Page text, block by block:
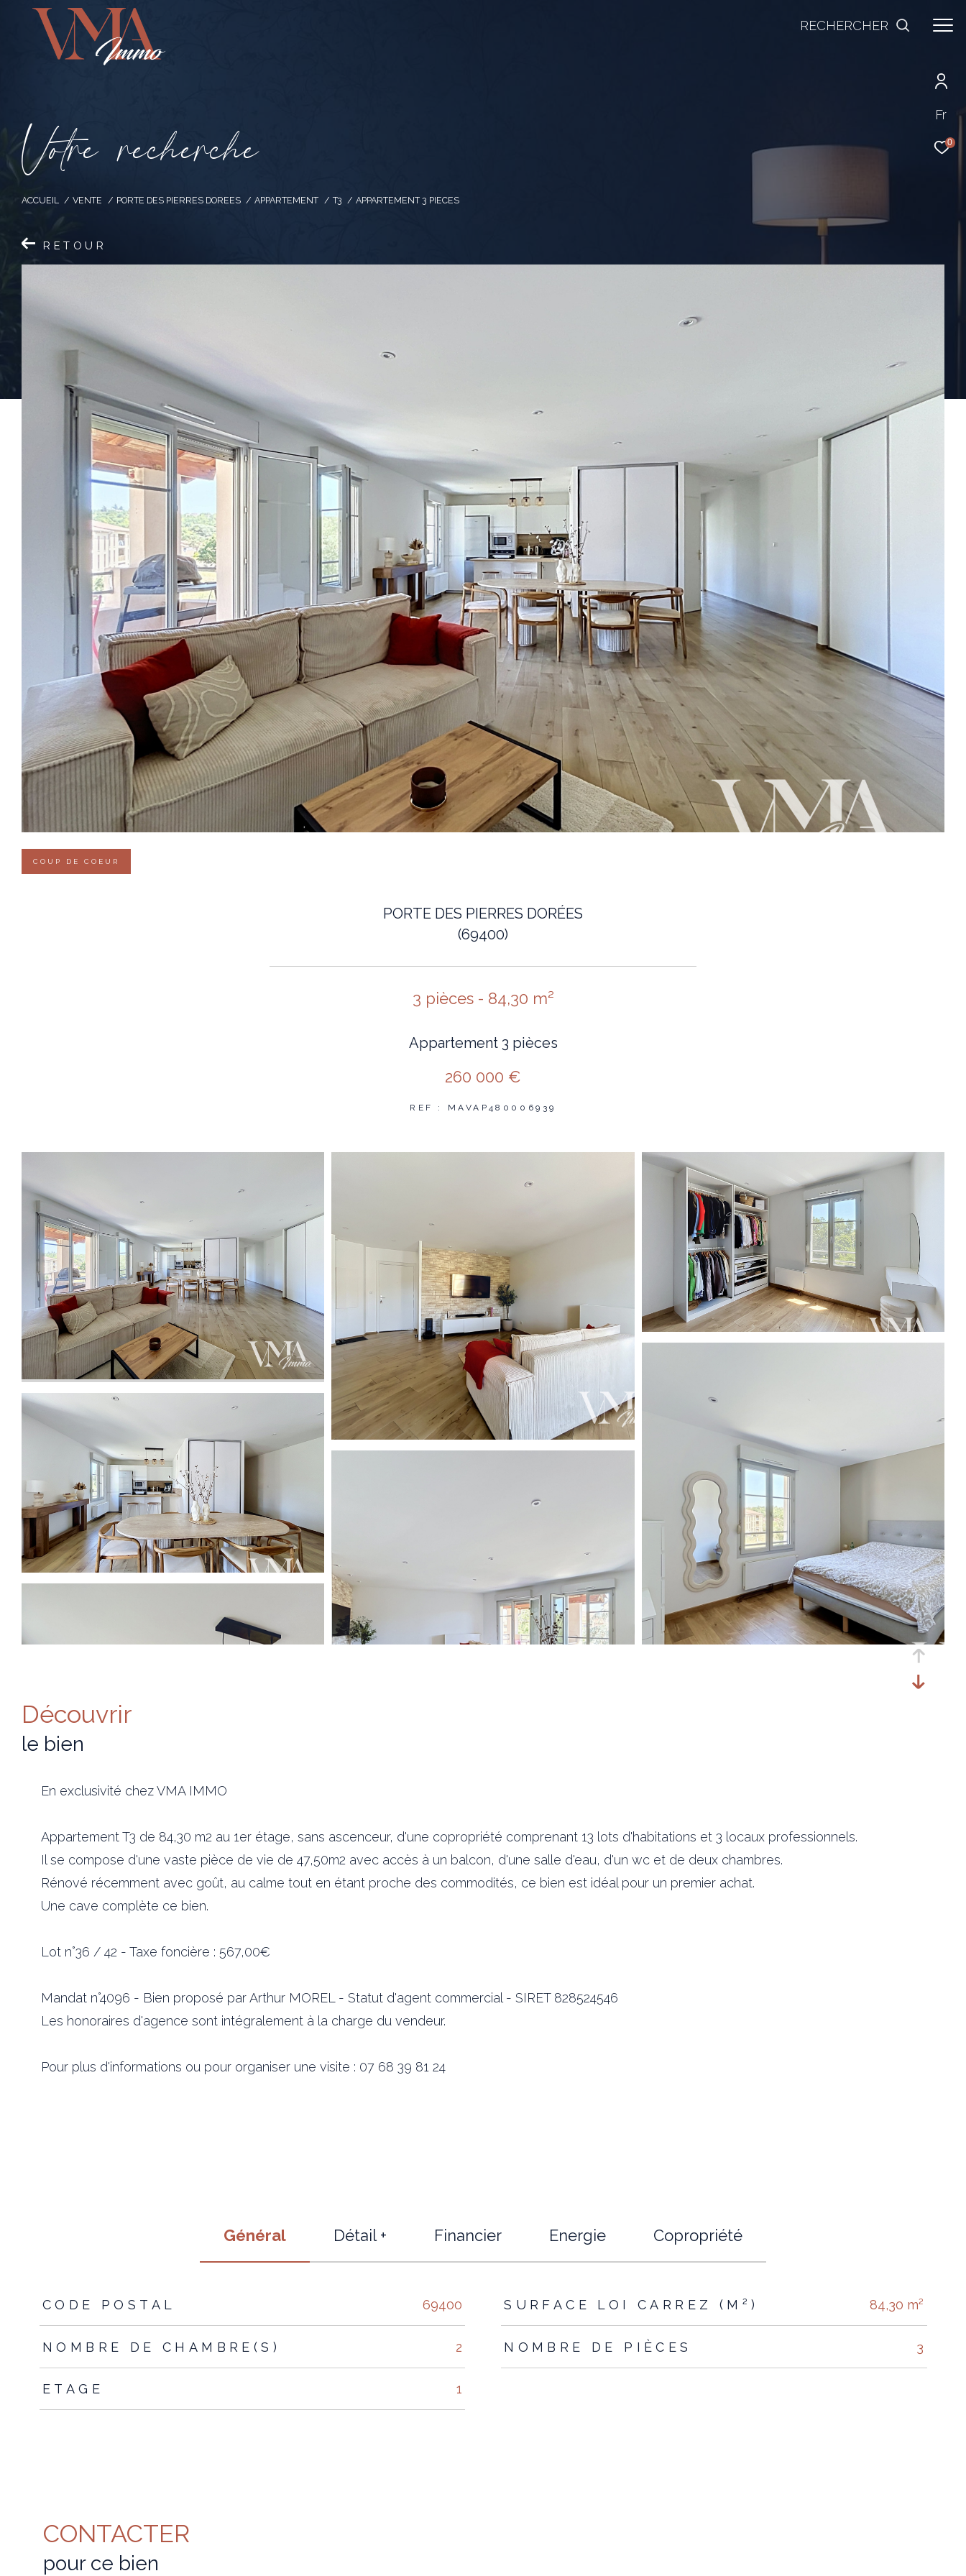
Fr
0
RECHERCHER
Votre recherche
ACCUEIL VENTE PORTE DES PIERRES DOREES APPARTEMENT T3 APPARTEMENT 3 PIECES
RETOUR
COUP DE COEUR
PORTE DES PIERRES DORÉES
(69400)
3 pièces - 84,30 m²
Appartement 3 pièces
260 000 €
REF : MAVAP480006939
découvrir
le bien
En exclusivité chez VMA IMMO
Appartement T3 de 84,30 m2 au 1er étage, sans ascenceur, d'une copropriété comprenant 13 lots d'habitations et 3 locaux professionnels.
Il se compose d'une vaste pièce de vie de 47,50m2 avec accès à un balcon, d'une salle d'eau, d'un wc et de deux chambres.
Rénové récemment avec goût, au calme tout en étant proche des commodités, ce bien est idéal pour un premier achat.
Une cave complète ce bien.
Lot n°36 / 42 - Taxe foncière : 567,00€
Mandat n°4096 - Bien proposé par Arthur MOREL - Statut d'agent commercial - SIRET 828524546
Les honoraires d'agence sont intégralement à la charge du vendeur.
Pour plus d'informations ou pour organiser une visite : 07 68 39 81 24
Général Détail + Financier Energie Copropriété
TRAD_ZEPHYR_Caracteristique
CODE POSTAL 69400 SURFACE LOI CARREZ (M²) 84,30 m²
NOMBRE DE CHAMBRE(S) 2 NOMBRE DE PIÈCES 3
ETAGE 1
CONTACTER
pour ce bien